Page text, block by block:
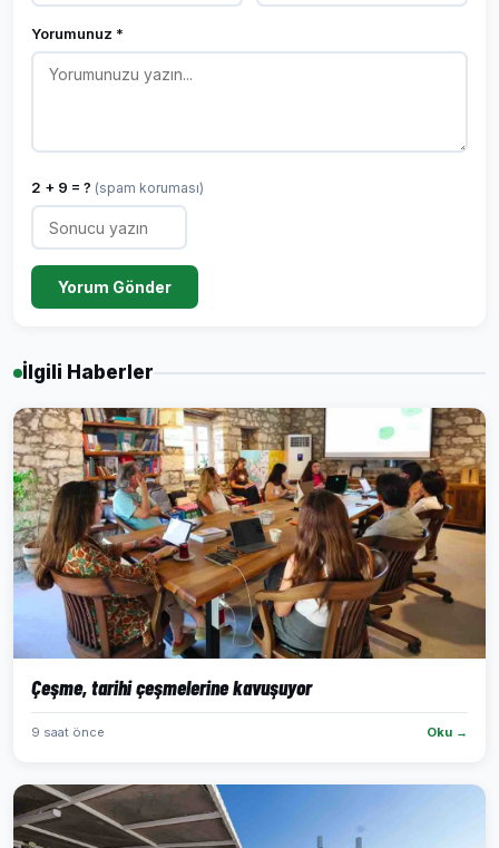
Yorumunuz *
2 + 9 = ? (spam koruması)
Yorum Gönder
İlgili Haberler
Çeşme, tarihi çeşmelerine kavuşuyor
9 saat önce Oku →